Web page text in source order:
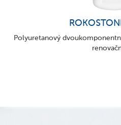
Polyuretanový